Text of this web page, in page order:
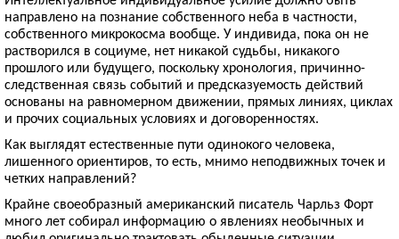
направлено на познание собственного неба в частности,
собственного микрокосма вообще. У индивида, пока он не
растворился в социуме, нет никакой судьбы, никакого
прошлого или будущего, поскольку хронология, причинно-
следственная связь событий и предсказуемость действий
основаны на равномерном движении, прямых линиях, циклах
и прочих социальных условиях и договоренностях.
Как выглядят естественные пути одинокого человека,
лишенного ориентиров, то есть, мнимо неподвижных точек и
четких направлений?
Крайне своеобразный американский писатель Чарльз Форт
много лет собирал информацию о явлениях необычных и